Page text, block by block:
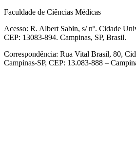
Faculdade de Ciências Médicas
Acesso: R. Albert Sabin, s/ nº. Cidade
CEP: 13083-894. Campinas, SP, Brasil.
Correspondência: Rua Vital Brasil, 80,
Campinas-SP, CEP: 13.083-888 –